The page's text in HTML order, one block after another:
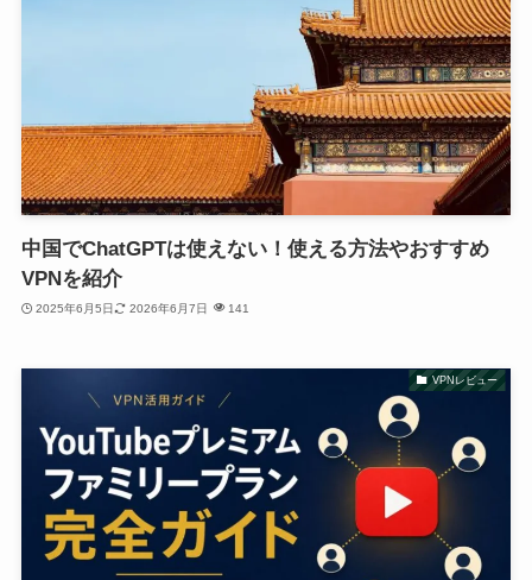
中国でChatGPTは使えない！使える方法やおすすめ
VPNを紹介
2025年6月5日 2026年6月7日 141
VPNレビュー